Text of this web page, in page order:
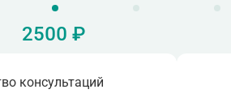
2500 ₽
консультаций